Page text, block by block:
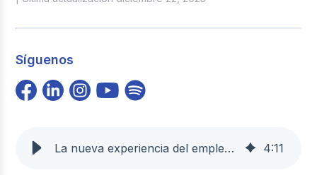
Síguenos
La nueva experiencia del empleado: personalización extrema en 2026 | Buk 4:11